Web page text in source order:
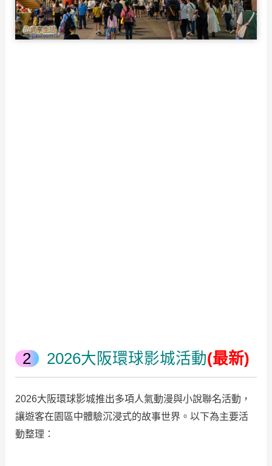
2026大阪環球影城活動(最新)
2026大阪環球影城推出多項人氣動漫與小說聯名活動，
讓遊客在園區中體驗沉浸式的故事世界。以下為主要活
動整理：